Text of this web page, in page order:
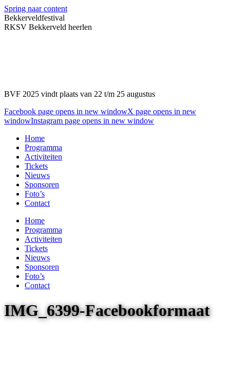
Spring naar content
Bekkerveldfestival
RKSV Bekkerveld heerlen
BVF 2025 vindt plaats van 22 t/m 25 augustus
Facebook page opens in new windowX page opens in new
windowInstagram page opens in new window
Home
Programma
Activiteiten
Tickets
Nieuws
Sponsoren
Foto’s
Contact
Home
Programma
Activiteiten
Tickets
Nieuws
Sponsoren
Foto’s
Contact
IMG_6399-Facebookformaat